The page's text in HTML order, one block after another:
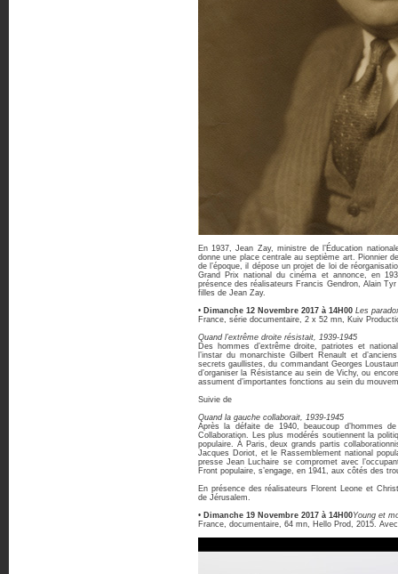
En 1937, Jean Zay, ministre de l’Éducation
donne une place centrale au septième art. Pionnier
de l’époque, il dépose un projet de loi de
Grand Prix national du cinéma et annonce, en
présence des réalisateurs Francis Gendron, Alain
filles de Jean Zay.
• Dimanche 12 Novembre 2017 à 14H00 Les
France, série documentaire, 2 x 52 mn, Kuiv
Quand l’extrême droite résistait, 1939-1945
Des hommes d’extrême droite, patriotes et
l’instar du monarchiste Gilbert Renault et
secrets gaullistes, du commandant Georges
d’organiser la Résistance au sein de Vichy, ou
assument d’importantes fonctions au sein du
Suivie de
Quand la gauche collaborait, 1939-1945
Après la défaite de 1940, beaucoup d’hommes
Collaboration. Les plus modérés soutiennent la
populaire. À Paris, deux grands partis
Jacques Doriot, et le Rassemblement national
presse Jean Luchaire se compromet avec
Front populaire, s’engage, en 1941, aux côtés des
En présence des réalisateurs Florent Leone et
de Jérusalem.
• Dimanche 19 Novembre 2017 à 14H00Young et
France, documentaire, 64 mn, Hello Prod, 2015.